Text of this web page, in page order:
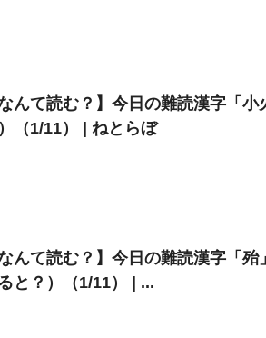
なんて読む？】今日の難読漢字「
（1/11） | ねとらぼ
なんて読む？】今日の難読漢字「
と？）（1/11） | ...